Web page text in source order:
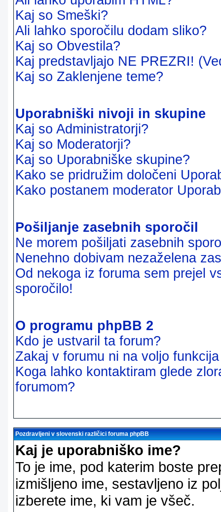
Kaj so Smeški?
Ali lahko sporočilu dodam sliko?
Kaj so Obvestila?
Kaj predstavljajo NE PREZRI!
Kaj so Zaklenjene teme?
Uporabniški nivoji in skupine
Kaj so Administratorji?
Kaj so Moderatorji?
Kaj so Uporabniške skupine?
Kako se pridružim določeni
Kako postanem moderator
Pošiljanje zasebnih sporočil
Ne morem pošiljati zasebnih
Nenehno dobivam nezaželena
Od nekoga iz foruma sem prejel
sporočilo!
O programu phpBB 2
Kdo je ustvaril ta forum?
Zakaj v forumu ni na voljo
Koga lahko kontaktiram glede
forumom?
Pozdravljeni v slovenski različici foruma phpBB
Kaj je uporabniško ime?
To je ime, pod katerim boste
izmišljeno ime, sestavljeno iz
izberete ime, ki vam je všeč.